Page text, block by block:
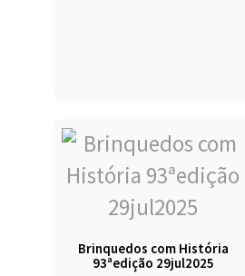
Brinquedos com História
93ªedição 29jul2025